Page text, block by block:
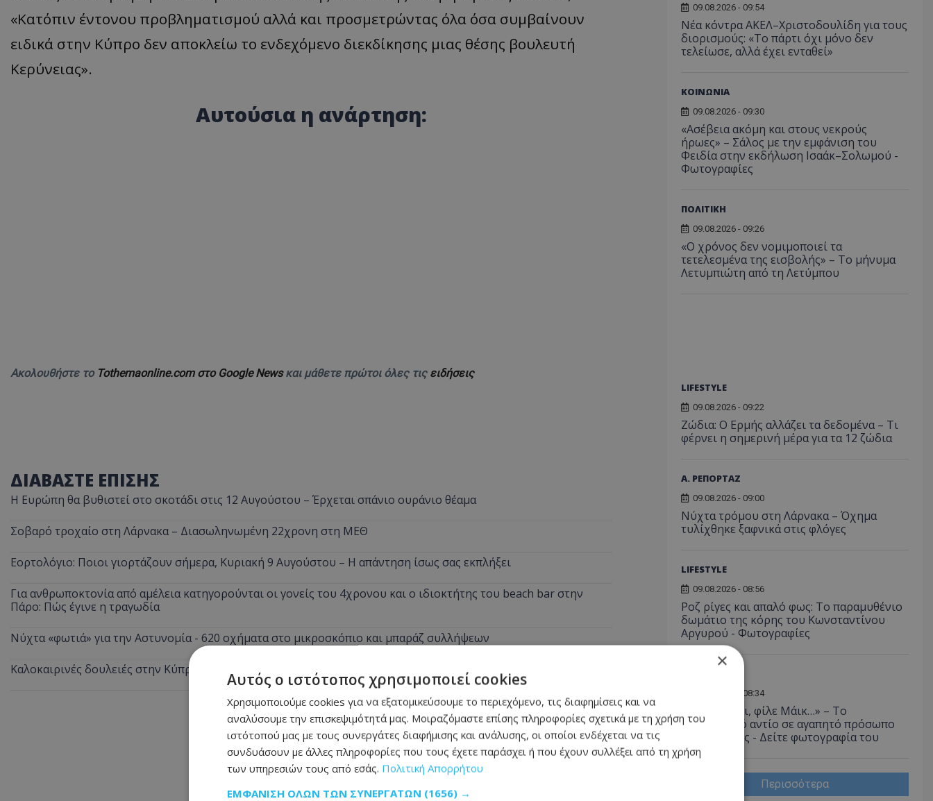
«Κατόπιν έντονου προβληματισμού αλλά και προσμετρώντας όλα όσα συμβαίνουν
ειδικά στην Κύπρο δεν αποκλείω το ενδεχόμενο διεκδίκησης μιας θέσης βουλευτή
Κερύνειας».
Αυτούσια η ανάρτηση:
Ακολουθήστε το Tothemaonline.com στο Google Newsκαι μάθετε πρώτοι όλες τις ειδήσεις
ΔΙΑΒΑΣΤΕ ΕΠΙΣΗΣ
Η Ευρώπη θα βυθιστεί στο σκοτάδι στις 12 Αυγούστου – Έρχεται σπάνιο ουράνιο θέαμα
Σοβαρό τροχαίο στη Λάρνακα – Διασωληνωμένη 22χρονη στη ΜΕΘ
Εορτολόγιο: Ποιοι γιορτάζουν σήμερα, Κυριακή 9 Αυγούστου – Η απάντηση ίσως σας εκπλήξει
Για ανθρωποκτονία από αμέλεια κατηγορούνται οι γονείς του 4χρονου και ο ιδιοκτήτης του beach bar στην
Πάρο: Πώς έγινε η τραγωδία
Νύχτα «φωτιά» για την Αστυνομία - 620 οχήματα στο μικροσκόπιο και μπαράζ συλλήψεων
Καλοκαιρινές δουλειές στην Κύπρο: Οι θέσεις με τους καλύτερους μισθούς - Πώς να αυξήσεις τις απολαβές σου
09.08.2026 - 09:54
Νέα κόντρα ΑΚΕΛ–Χριστοδουλίδη για τους
διορισμούς: «Το πάρτι όχι μόνο δεν
τελείωσε, αλλά έχει ενταθεί»
ΚΟΙΝΩΝΙΑ
09.08.2026 - 09:30
«Ασέβεια ακόμη και στους νεκρούς
ήρωες» – Σάλος με την εμφάνιση του
Φειδία στην εκδήλωση Ισαάκ–Σολωμού -
Φωτογραφίες
ΠΟΛΙΤΙΚΗ
09.08.2026 - 09:26
«Ο χρόνος δεν νομιμοποιεί τα
τετελεσμένα της εισβολής» – Το μήνυμα
Λετυμπιώτη από τη Λετύμπου
LIFESTYLE
09.08.2026 - 09:22
Ζώδια: Ο Ερμής αλλάζει τα δεδομένα – Τι
φέρνει η σημερινή μέρα για τα 12 ζώδια
Α. ΡΕΠΟΡΤΑΖ
09.08.2026 - 09:00
Νύχτα τρόμου στη Λάρνακα – Όχημα
τυλίχθηκε ξαφνικά στις φλόγες
LIFESTYLE
09.08.2026 - 08:56
Ροζ ρίγες και απαλό φως: Το παραμυθένιο
δωμάτιο της κόρης του Κωνσταντίνου
Αργυρού - Φωτογραφίες
09.08.2026 - 08:34
«Καλό ταξίδι, φίλε Μάικ…» – Το
συγκινητικό αντίο σε αγαπητό πρόσωπο
της εστίασης - Δείτε φωτογραφία του
Περισσότερα
×
Αυτός ο ιστότοπος χρησιμοποιεί cookies
Χρησιμοποιούμε cookies για να εξατομικεύσουμε το περιεχόμενο, τις διαφημίσεις και να
αναλύσουμε την επισκεψιμότητά μας. Μοιραζόμαστε επίσης πληροφορίες σχετικά με τη χρήση του
ιστότοπού μας με τους συνεργάτες διαφήμισης και ανάλυσης, οι οποίοι ενδέχεται να τις
συνδυάσουν με άλλες πληροφορίες που τους έχετε παράσχει ή που έχουν συλλέξει από τη χρήση
των υπηρεσιών τους από εσάς. Πολιτική Απορρήτου
ΕΜΦΆΝΙΣΗ ΌΛΩΝ ΤΩΝ ΣΥΝΕΡΓΑΤΏΝ (1656) →